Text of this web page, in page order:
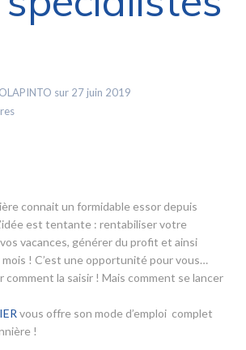
sur 27 juin 2019
connait un formidable essor depuis
est tentante : rentabiliser votre
vacances, générer du profit et ainsi
! C’est une opportunité pour vous…
comment la saisir ! Mais comment se lancer
vous offre son mode d’emploi complet
!